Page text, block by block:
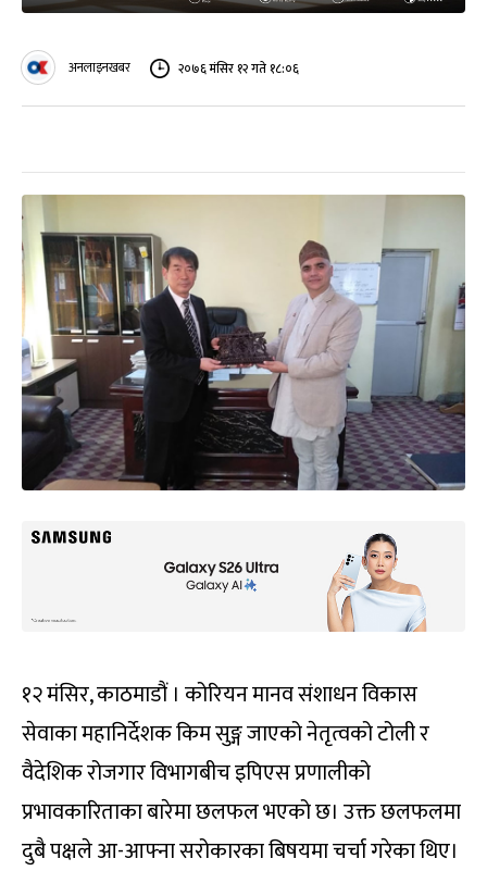
अनलाइनखबर २०७६ मंसिर १२ गते १८:०६
१२ मंसिर, काठमाडौं । कोरियन मानव संशाधन विकास
सेवाका महानिर्देशक किम सुङ्ग जाएको नेतृत्वको टोली र
वैदेशिक रोजगार विभागबीच इपिएस प्रणालीको
प्रभावकारिताका बारेमा छलफल भएको छ। उक्त छलफलमा
दुबै पक्षले आ-आफ्ना सरोकारका बिषयमा चर्चा गरेका थिए।